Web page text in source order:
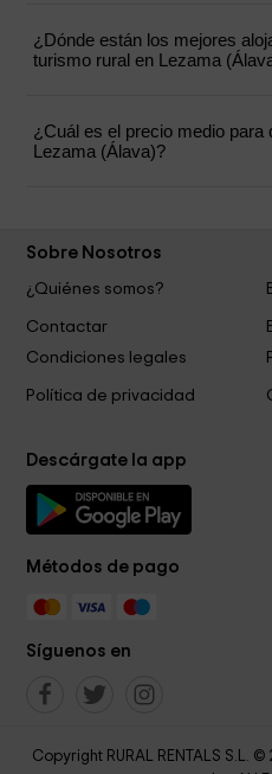
¿Dónde están los mejores
turismo rural en Lezama
¿Cuál es el precio medio para
Lezama (Álava)?
Sobre Nosotros
¿Quiénes somos?
Contactar
Condiciones legales
Política de privacidad
Descárgate la app
Métodos de pago
Síguenos en
Copyright RURAL RENTALS S.L.